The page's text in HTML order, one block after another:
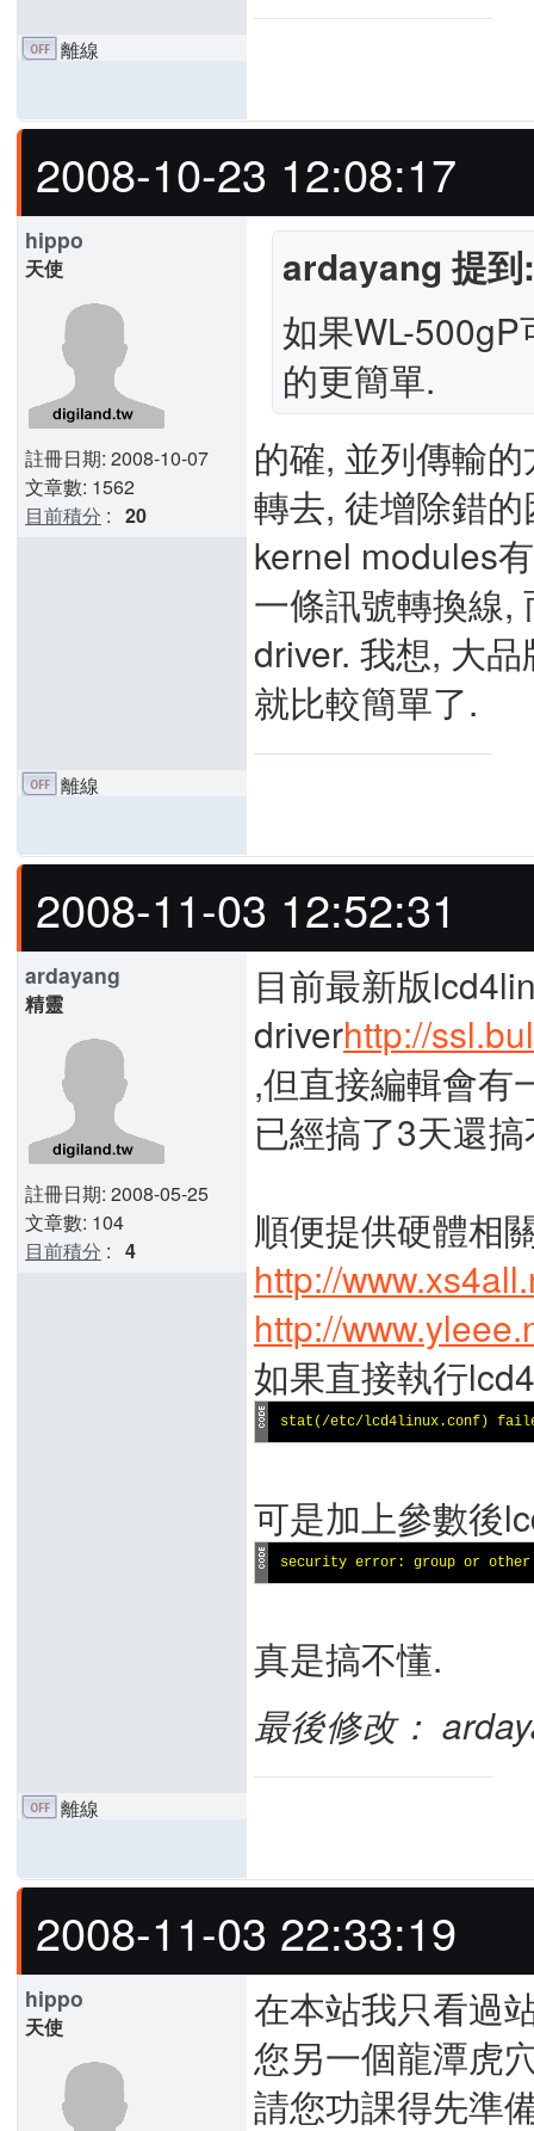
離線
2008-10-23 12:08:17
hippo
天使
註冊日期: 2008-10-07
文章數: 1562
目前積分 : 20
ardayang 提到:
如果WL-
的更簡單.
的確, 並列傳輸
轉去, 徒增除錯的
kernel modules
一條訊號轉換線,
driver. 我想, 大
就比較簡單了.
離線
2008-11-03 12:52:31
ardayang
精靈
註冊日期: 2008-05-25
文章數: 104
目前積分 : 4
目前最新版
driverhttp://
,但直接編輯會有
已經搞了3天還
順便提供硬體相
http://
http://
如果直接執行
stat(/etc/lcd4linux.conf)
可是加上參數後
security error: group or
真是搞不懂.
最後修改：
離線
2008-11-03 22:33:19
hippo
天使
在本站我只看過
您另一個龍潭虎
請您功課得先準